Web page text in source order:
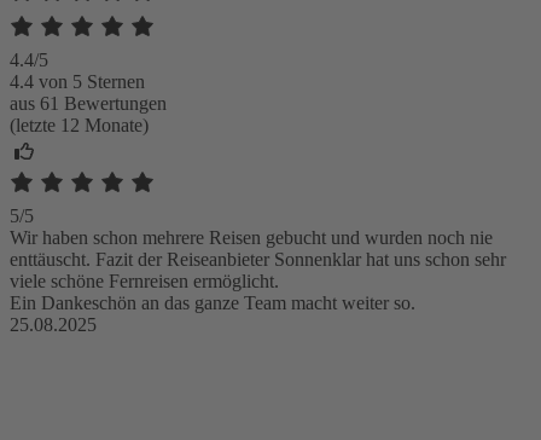
4.4/5
4.4 von 5 Sternen
aus 61 Bewertungen
(letzte 12 Monate)
5/5
Wir haben schon mehrere Reisen gebucht und wurden noch nie
enttäuscht. Fazit der Reiseanbieter Sonnenklar hat uns schon sehr
viele schöne Fernreisen ermöglicht.
Ein Dankeschön an das ganze Team macht weiter so.
25.08.2025